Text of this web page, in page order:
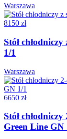
Warszawa
8150 zł
Stół
1/1
Warszawa
6650 zł
Stół
Green Line GN